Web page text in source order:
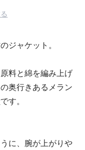
ジャケット。
料と綿を編み上げ
奥行きあるメラン
す。
に、腕が上がりや